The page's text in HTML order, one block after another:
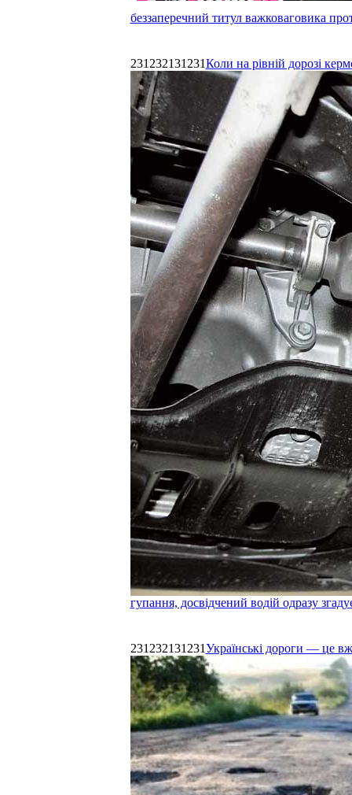
беззаперечний титул важковаговика
231232131231Коли на рівній дорозі
гупання, досвідчений водій одразу
231232131231Українські дороги — це